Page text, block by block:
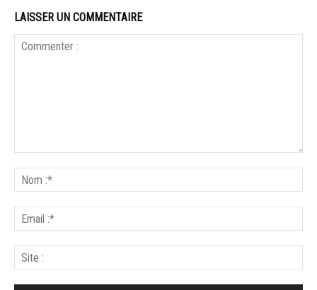
LAISSER UN COMMENTAIRE